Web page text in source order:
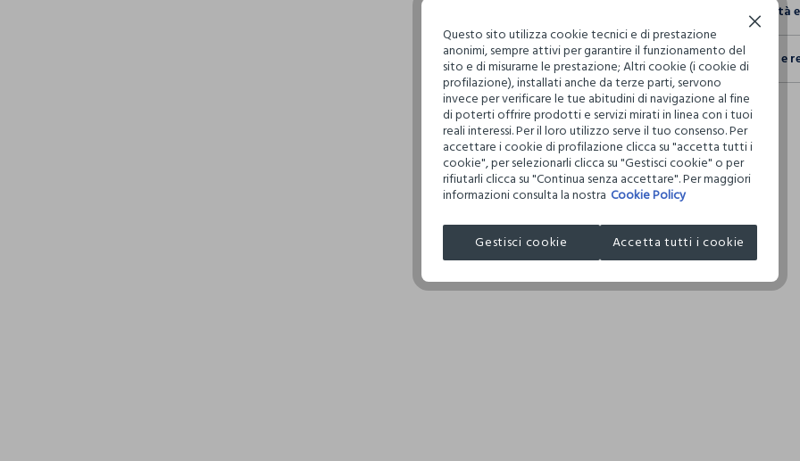
Sostenibilità
Sicurezza
Il 100% dei
fisici, per
definito per
restrittivi
Clicca qui
COSNOVA
MADE IN
Spedizione e
Hai fino a
per
Questo sito utilizza cookie tecnici e di prestazione
anonimi, sempre attivi per garantire il funzionamento del
sito e di misurarne le prestazione; Altri cookie (i cookie di
profilazione), installati anche da terze parti, servono
invece per verificare le tue abitudini di navigazione al fine
di poterti offrire prodotti e servizi mirati in linea con i tuoi
reali interessi. Per il loro utilizzo serve il tuo consenso. Per
accettare i cookie di profilazione clicca su "accetta tutti i
cookie", per selezionarli clicca su "Gestisci cookie" o per
rifiutarli clicca su "Continua senza accettare". Per maggiori
informazioni consulta la nostra Cookie Policy
Gestisci cookie Accetta tutti i cookie
Continua senza accettare